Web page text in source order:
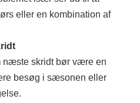
eller en kombination af
næste skridt bør være en
besøg i sæsonen eller